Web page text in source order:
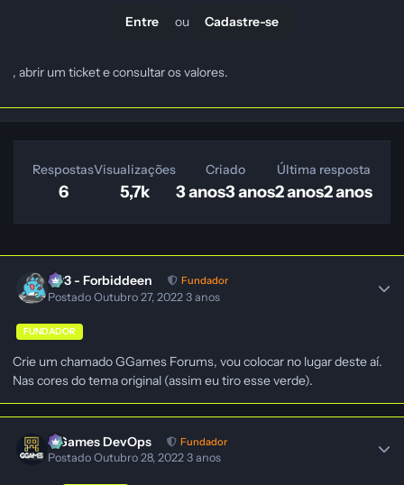
Entre ou Cadastre-se
, abrir um ticket e consultar os valores.
Respostas
6
Visualizações
5,7k
Criado
3 anos3 anos
Última resposta
2 anos2 anos
403 - Forbiddeen Fundador
PostadoOutubro 27, 20223 anos
FUNDADOR
Crie um chamado GGames Forums, vou colocar no lugar deste aí.
Nas cores do tema original (assim eu tiro esse verde).
GGames DevOps Fundador
PostadoOutubro 28, 20223 anos